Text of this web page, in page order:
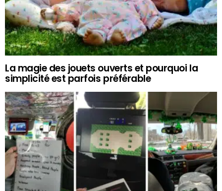
La magie des jouets ouverts et pourquoi la
simplicité est parfois préférable